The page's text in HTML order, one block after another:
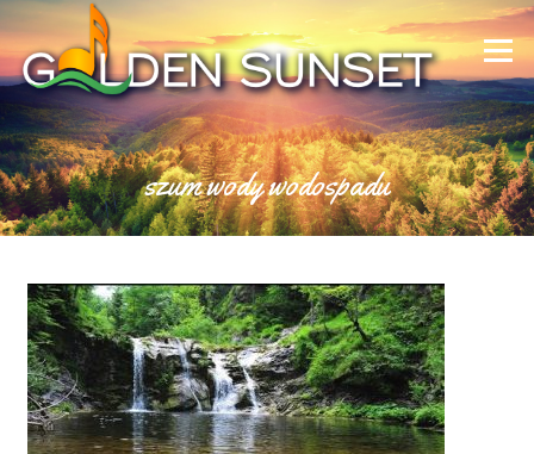
Skip to content
Menu
szum wody wodospadu